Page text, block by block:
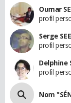
Oumar
profil
Serge
profil
Delphine
profil
Nom